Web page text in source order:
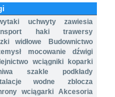
uchwyty
zawiesia
haki
trawersy
widłowe
Budownictwo
mocowanie
dźwigi
wciągniki
koparki
szakle
podkłady
wodne
zblocza
wciągarki Akcesoria